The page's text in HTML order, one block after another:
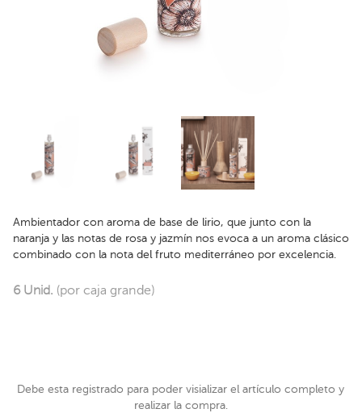
Ambientador con aroma de base de lirio, que junto con la
naranja y las notas de rosa y jazmín nos evoca a un aroma clásico
combinado con la nota del fruto mediterráneo por excelencia.
6 Unid. (por caja grande)
Debe esta registrado para poder visializar el artículo completo y
realizar la compra.